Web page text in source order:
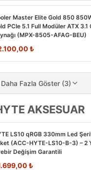
Master Elite Gold 850
PCIe 5.1 Full Modüler ATX 3.1
(MPX-8505-AFAG-BEU)
₺
Daha Fazla Göster (3)
AKSESUAR
LS10 qRGB 330mm Led
(ACC-HYTE-LS10-B-3) – 2
Değişim Garantili
₺